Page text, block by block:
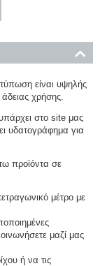
είναι υψηλής
χρήσης.
στο site μας
υδατογράφημα για
προϊόντα σε
μέτρο με
μαζί μας
ή να τις